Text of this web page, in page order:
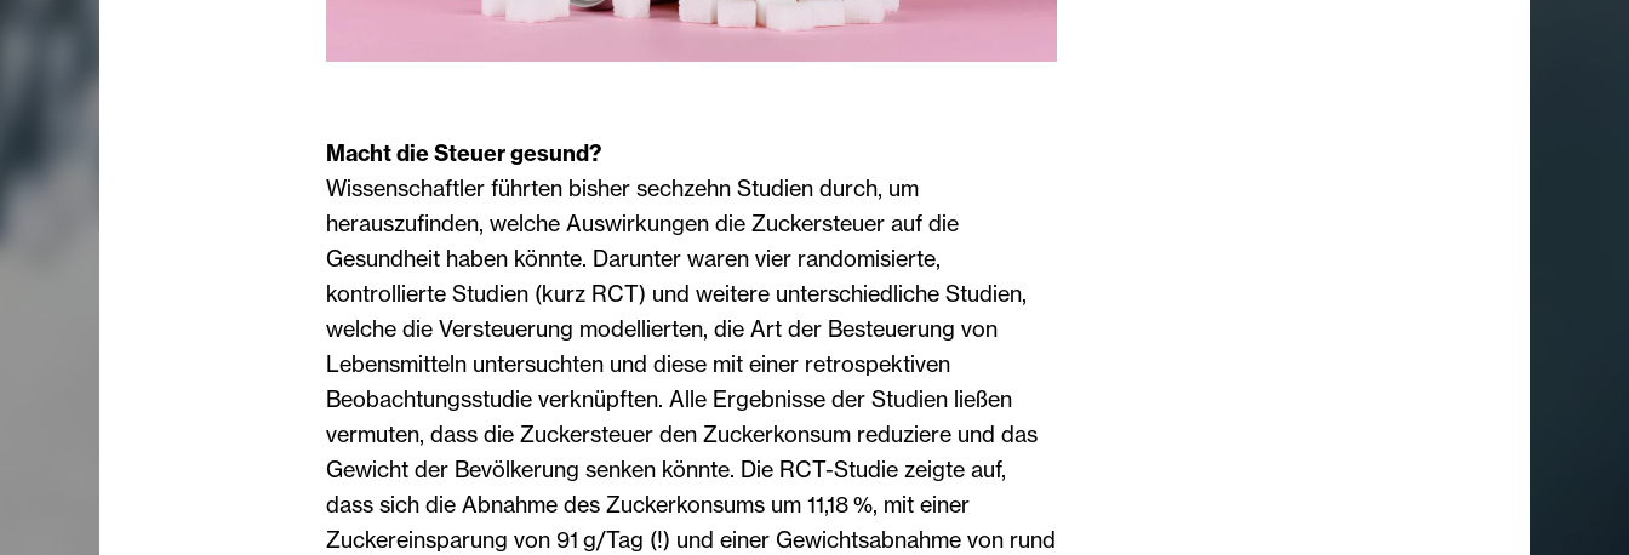
Macht die Steuer gesund?
Wissenschaftler führten bisher sechzehn Studien durch, um
herauszufinden, welche Auswirkungen die Zuckersteuer auf die
Gesundheit haben könnte. Darunter waren vier randomisierte,
kontrollierte Studien (kurz RCT) und weitere unterschiedliche Studien,
welche die Versteuerung modellierten, die Art der Besteuerung von
Lebensmitteln untersuchten und diese mit einer retrospektiven
Beobachtungsstudie verknüpften. Alle Ergebnisse der Studien ließen
vermuten, dass die Zuckersteuer den Zuckerkonsum reduziere und das
Gewicht der Bevölkerung senken könnte. Die RCT-Studie zeigte auf,
dass sich die Abnahme des Zuckerkonsums um 11,18 %, mit einer
Zuckereinsparung von 91 g/Tag (!) und einer Gewichtsabnahme von rund